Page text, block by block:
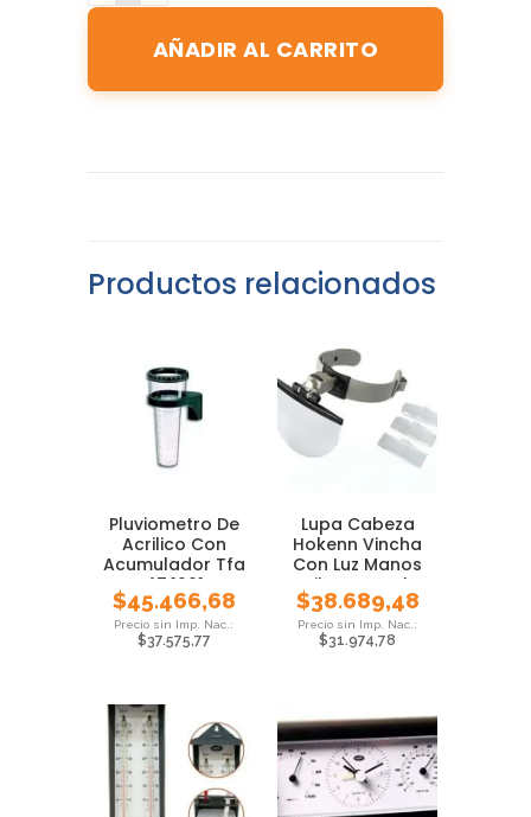
AÑADIR AL CARRITO
Productos relacionados
Pluviometro De
Acrilico Con
Acumulador Tfa
47.1001
$45.466,68
$37.575,77
Lupa Cabeza
Hokenn Vincha
Con Luz Manos
Libres Local
$38.689,48
$31.974,78